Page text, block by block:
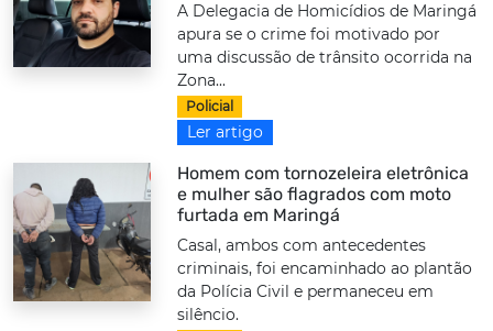
A Delegacia de Homicídios de Maringá
apura se o crime foi motivado por
uma discussão de trânsito ocorrida na
Zona...
Policial
Ler artigo
Homem com tornozeleira eletrônica
e mulher são flagrados com moto
furtada em Maringá
Casal, ambos com antecedentes
criminais, foi encaminhado ao plantão
da Polícia Civil e permaneceu em
silêncio.